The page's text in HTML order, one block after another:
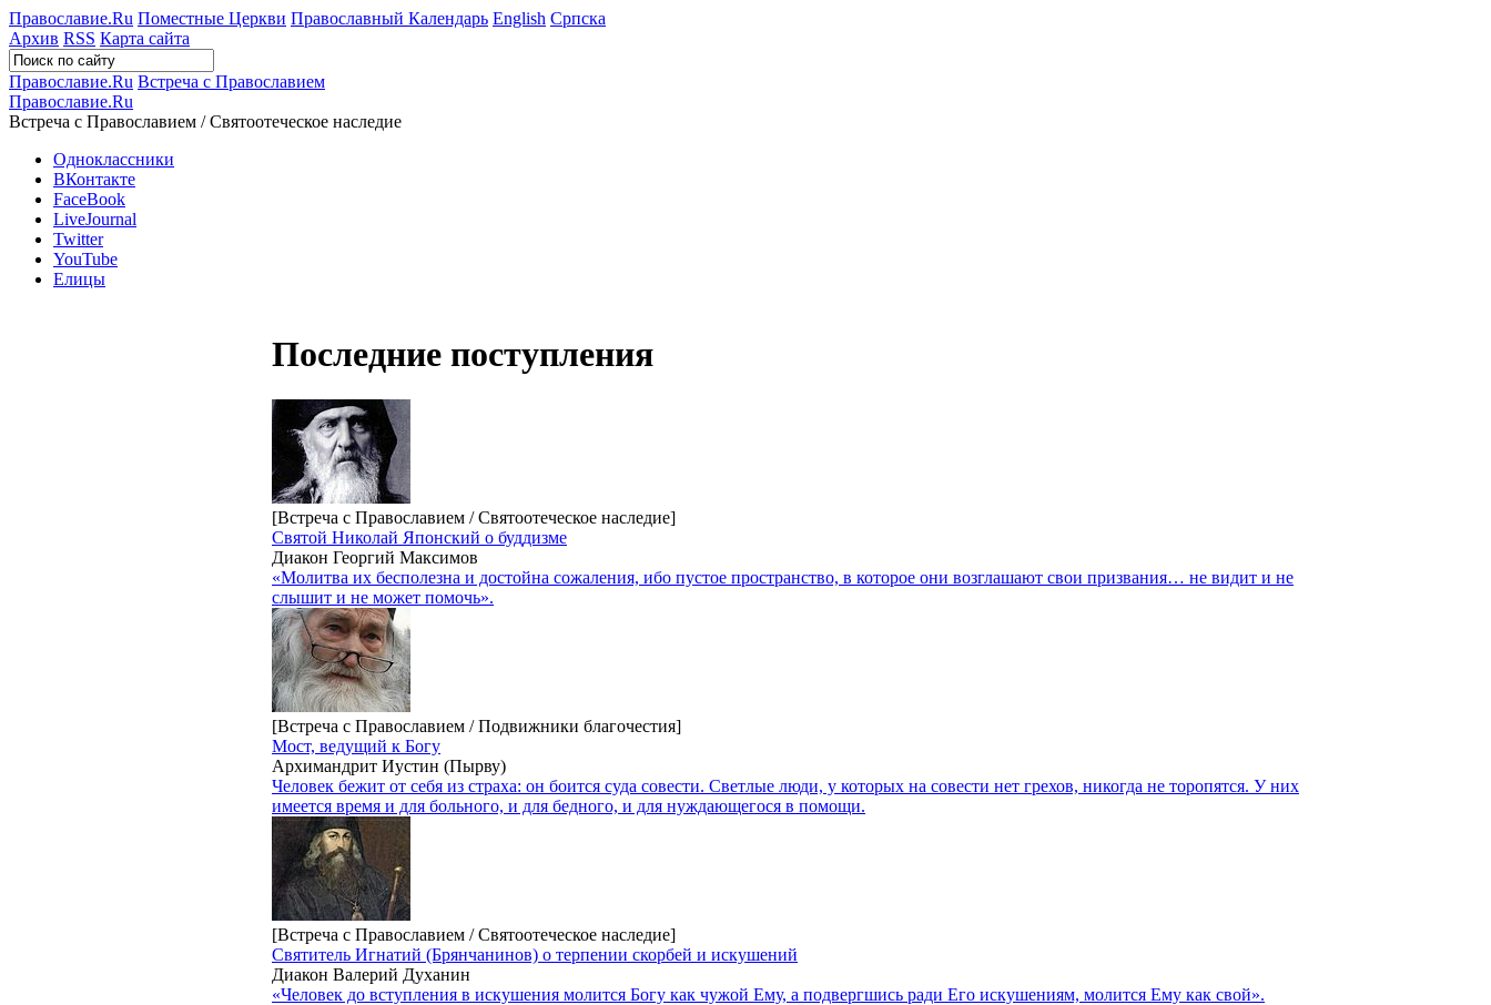
Православие.Ru Поместные Церкви Православный Календарь English Српска
Архив RSS Карта сайта
Православие.Ru Встреча с Православием
Православие.Ru
Встреча с Православием / Святоотеческое наследие
Одноклассники
ВКонтакте
FaceBook
LiveJournal
Twitter
YouTube
Елицы
Последние поступления
[Встреча с Православием / Святоотеческое наследие]
Святой Николай Японский о буддизме
Диакон Георгий Максимов
«Молитва их бесполезна и достойна сожаления, ибо пустое пространство, в которое они возглашают свои призвания… не видит и не
слышит и не может помочь».
[Встреча с Православием / Подвижники благочестия]
Мост, ведущий к Богу
Архимандрит Иустин (Пырву)
Человек бежит от себя из страха: он боится суда совести. Светлые люди, у которых на совести нет грехов, никогда не торопятся. У них
имеется время и для больного, и для бедного, и для нуждающегося в помощи.
[Встреча с Православием / Святоотеческое наследие]
Святитель Игнатий (Брянчанинов) о терпении скорбей и искушений
Диакон Валерий Духанин
«Человек до вступления в искушения молится Богу как чужой Ему, а подвергшись ради Его искушениям, молится Ему как свой».